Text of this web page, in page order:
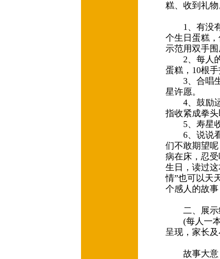
糕、收到礼
1、有没有
个生日蛋糕
示范用双手
2、每人的
蛋糕，10根
3、合唱生
星许愿。
4、鼓励运
指收紧成拳
5、寿星收
6、说说看
们不敢期望
病在床，忍
生日，读过
情”也可以天
个感人的故
二、展示
(每人一本
呈现，家长
故事大意